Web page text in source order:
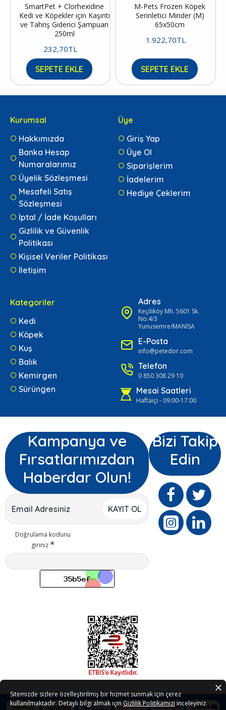
SmartPet + Clorhexidine
Kedi ve Köpekler için Kaşıntı
ve Tahriş Giderici Şampuan
250ml
232,70TL
SEPETE EKLE
M-Pets Frozen Köpek
Serinletici Minder (M)
65x50cm
1.922,70TL
SEPETE EKLE
Kurumsal
Hakkımızda
Banka Hesap
Numaralarımız
Üyelik Sözleşmesi
Mesafeli Satış
Sözleşmesi
İptal / İade Koşulları
Gizlilik ve Güvenlik
Politikası
Kişisel Veriler Politikası
İletişim
Üye
Giriş Yap
Üye Ol
Siparişlerim
İadelerim
Hediye Çeklerim
Kategoriler
Kedi
Köpek
Kuş
Balık
Kemirgen
Sürüngen
Adres
Keçiliköy Mh. 5601 Sk.
No:4/3
Yunusemre/MANİSA
E-Posta
info@petedor.com
Telefon
0 850 308 29 10
Mesai Saatleri
Haftaiçi - 09:00-17:00
Kampanya ve
Fırsatlarımızdan
Haberdar Olun!
KAYIT OL
Doğrulama kodunu
giriniz
Bizi Takip
Edin
Sitemizde sizlere özelleştirilmiş bir hizmet sunmak için çerez
kullanılmaktadır. Detaylı bilgi almak için Gizlilik Politikamızı inceleyiniz.